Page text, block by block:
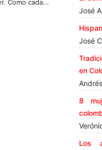
Como cada...
José
José
en
8
Los